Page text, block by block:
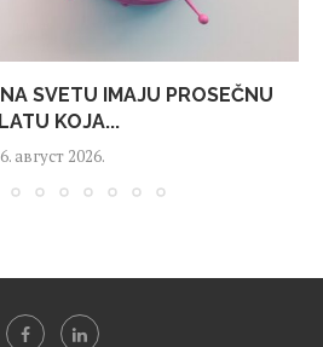
SVETU IMAJU PROSEČNU
KOJA...
6. август 2026.